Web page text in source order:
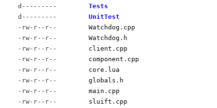
d---------
Tests
d---------
UnitTest
-rw-r--r--
Watchdog.cpp
-rw-r--r--
Watchdog.h
-rw-r--r--
client.cpp
-rw-r--r--
component.cpp
-rw-r--r--
core.lua
-rw-r--r--
globals.h
-rw-r--r--
main.cpp
-rw-r--r--
sluift.cpp